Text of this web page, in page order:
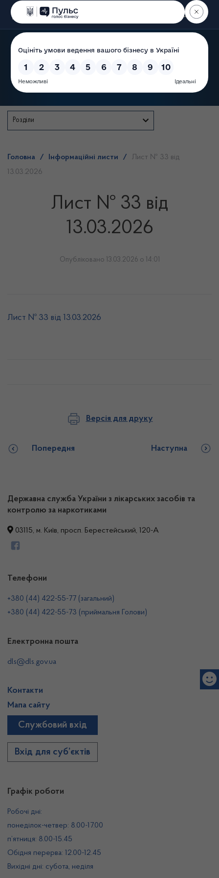
Пошук
Розділи
Головна / Інформаційні листи /
Лист № 33 від
13.03.2026
Лист № 33 від
13.03.2026
Опубліковано 13.03.2026 о 14:01
Лист № 33 від 13.03.2026
Версія для друку
Попередня Наступна
Державна служба України з лікарських засобів та
контролю за наркотиками
03115, м. Київ, просп. Берестейський, 120-А
Графік роботи
Робочі дні:
понеділок-четвер: 8.00-17.00
п’ятниця: 8.00-15.45
Обідня перерва: 12.00-12.45
Вихідні дні: субота, неділя
Телефони
+380 (44) 422-55-77 (загальний)
+380 (44) 422-55-73 (приймальня Голови)
Електронна пошта
dls@dls.gov.ua
Контакти
Мапа сайту
Службовий вхід
Вхід для суб’єктів